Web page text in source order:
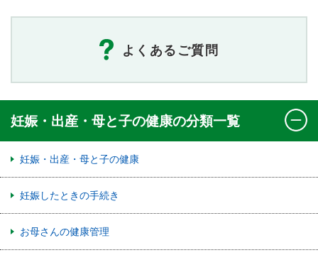
よくあるご質問
妊娠・出産・母と子の健康の分類一覧
妊娠・出産・母と子の健康
妊娠したときの手続き
お母さんの健康管理